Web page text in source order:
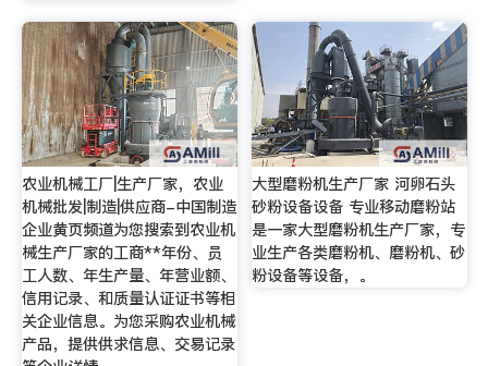
农业机械工厂|生产厂家，农业
机械批发|制造|供应商-中国制造
企业黄页频道为您搜索到农业机
械生产厂家的工商**年份、员
工人数、年生产量、年营业额、
信用记录、和质量认证证书等相
关企业信息。为您采购农业机械
产品，提供供求信息、交易记录
大型磨粉机生产厂家 河卵石头
砂粉设备设备 专业移动磨粉站
是一家大型磨粉机生产厂家，专
业生产各类磨粉机、磨粉机、砂
粉设备等设备，。